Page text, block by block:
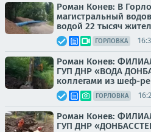
Роман Конев: В
магистральный
водой 22 тысяч
ГОРЛОВКА
Роман Конев:
ГУП ДНР «ВОДА
коллегами из шеф-
ГОРЛОВКА
Роман Конев:
ГУП ДНР